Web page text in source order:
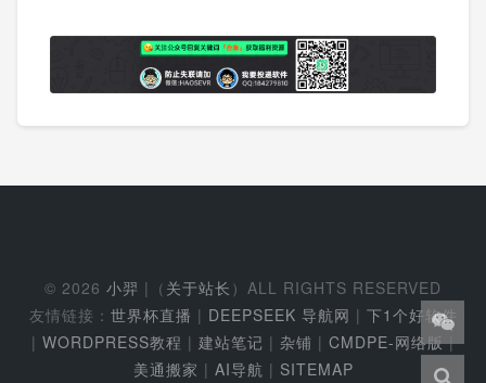
© 2026 小羿 |（ 关于站长 ）ALL RIGHTS RESERVED
友情链接： 世界杯直播 | DEEPSEEK 导航网 | 下1个好软件
| WORDPRESS教程 | 建站笔记 | 杂铺 | CMDPE-网络版|
美通搬家 | AI导航 | SITEMAP